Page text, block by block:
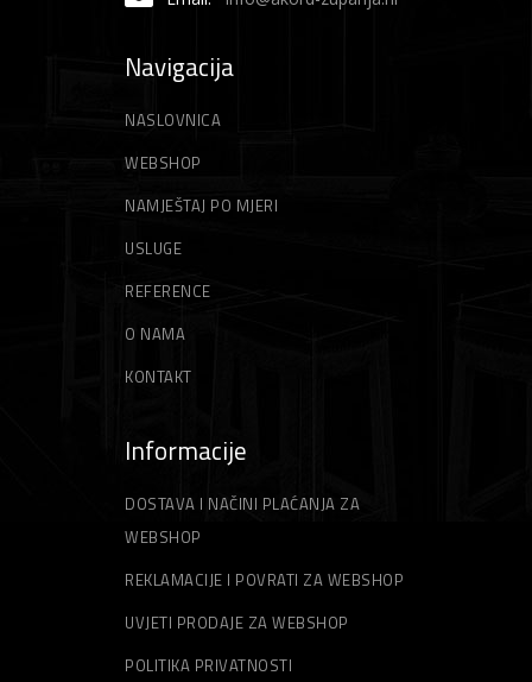
Navigacija
NASLOVNICA
WEBSHOP
NAMJEŠTAJ PO MJERI
USLUGE
REFERENCE
O NAMA
KONTAKT
Informacije
DOSTAVA I NAČINI PLAĆANJA ZA
WEBSHOP
REKLAMACIJE I POVRATI ZA WEBSHOP
UVJETI PRODAJE ZA WEBSHOP
POLITIKA PRIVATNOSTI